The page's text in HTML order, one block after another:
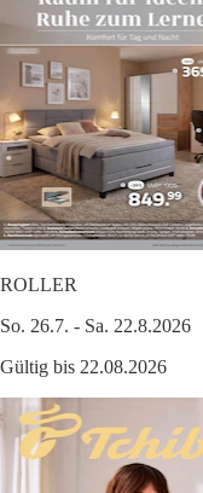
ROLLER
So. 26.7. - Sa. 22.8.2026
Gültig bis 22.08.2026